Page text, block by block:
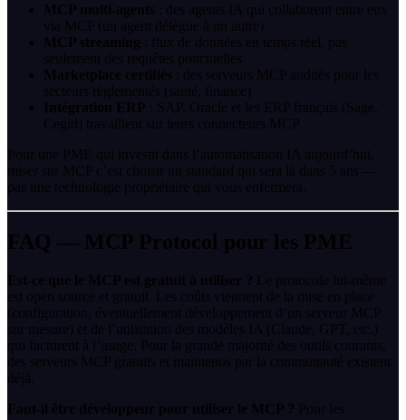
MCP multi-agents : des agents IA qui collaborent entre eux
via MCP (un agent délègue à un autre)
MCP streaming : flux de données en temps réel, pas
seulement des requêtes ponctuelles
Marketplace certifiés : des serveurs MCP audités pour les
secteurs réglementés (santé, finance)
Intégration ERP : SAP, Oracle et les ERP français (Sage,
Cegid) travaillent sur leurs connecteurs MCP
Pour une PME qui investit dans l’automatisation IA aujourd’hui,
miser sur MCP c’est choisir un standard qui sera là dans 5 ans —
pas une technologie propriétaire qui vous enfermera.
FAQ — MCP Protocol pour les PME
Est-ce que le MCP est gratuit à utiliser ? Le protocole lui-même
est open source et gratuit. Les coûts viennent de la mise en place
(configuration, éventuellement développement d’un serveur MCP
sur mesure) et de l’utilisation des modèles IA (Claude, GPT, etc.)
qui facturent à l’usage. Pour la grande majorité des outils courants,
des serveurs MCP gratuits et maintenus par la communauté existent
déjà.
Faut-il être développeur pour utiliser le MCP ? Pour les